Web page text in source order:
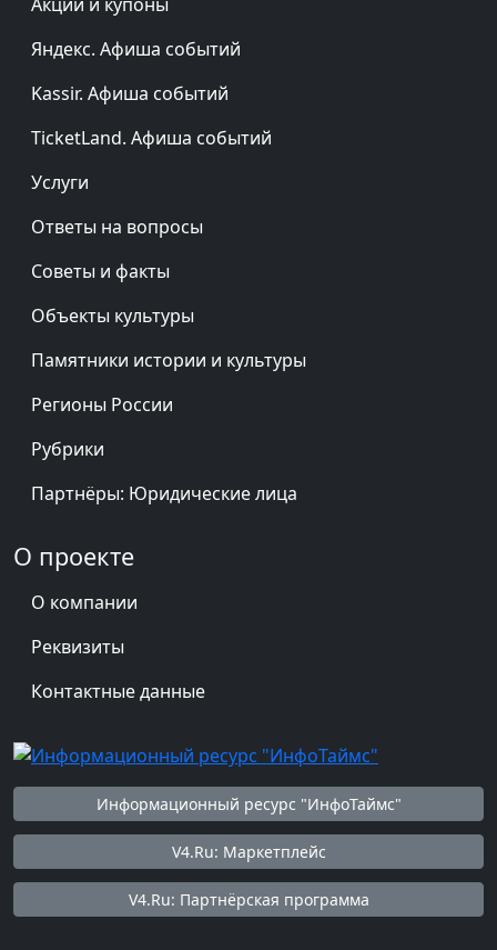
Акции и купоны
Яндекс. Афиша событий
Kassir. Афиша событий
TicketLand. Афиша событий
Услуги
Ответы на вопросы
Советы и факты
Объекты культуры
Памятники истории и культуры
Регионы России
Рубрики
Партнёры: Юридические лица
О проекте
О компании
Реквизиты
Контактные данные
Информационный ресурс "ИнфоТаймс"
V4.Ru: Маркетплейс
V4.Ru: Партнёрская программа